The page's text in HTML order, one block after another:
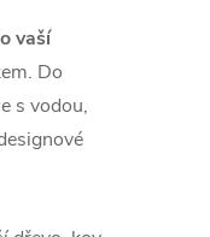
vaší
Do
s vodou,